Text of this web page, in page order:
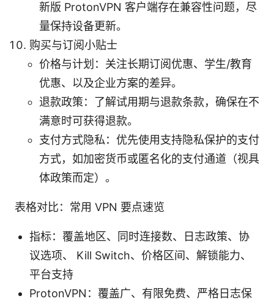
新版 ProtonVPN 客户端存在兼容性问题，尽
量保持设备更新。
购买与订阅小贴士
价格与计划：关注长期订阅优惠、学生/教育
优惠、以及企业方案的差异。
退款政策：了解试用期与退款条款，确保在不
满意时可获得退款。
支付方式隐私：优先使用支持隐私保护的支付
方式，如加密货币或匿名化的支付通道（视具
体政策而定）。
表格对比：常用 VPN 要点速览
指标：覆盖地区、同时连接数、日志政策、协
议选项、 Kill Switch、价格区间、解锁能力、
平台支持
ProtonVPN：覆盖广、有限免费、严格日志保